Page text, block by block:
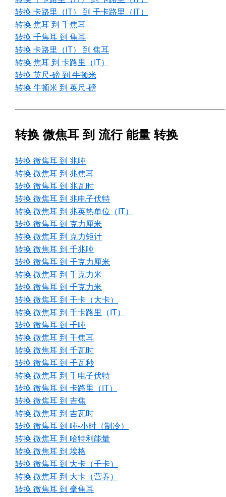
转换 卡路里（IT） 到 千卡路里（IT）
转换 焦耳 到 千焦耳
转换 千焦耳 到 焦耳
转换 卡路里（IT） 到 焦耳
转换 焦耳 到 卡路里（IT）
转换 英尺-磅 到 牛顿米
转换 牛顿米 到 英尺-磅
转换 微焦耳 到 流行 能量 转换
转换 微焦耳 到 兆吨
转换 微焦耳 到 兆焦耳
转换 微焦耳 到 兆瓦时
转换 微焦耳 到 兆电子伏特
转换 微焦耳 到 兆英热单位（IT）
转换 微焦耳 到 克力厘米
转换 微焦耳 到 克力矩计
转换 微焦耳 到 千兆吨
转换 微焦耳 到 千克力厘米
转换 微焦耳 到 千克力米
转换 微焦耳 到 千克力米
转换 微焦耳 到 千卡（大卡）
转换 微焦耳 到 千卡路里（IT）
转换 微焦耳 到 千吨
转换 微焦耳 到 千焦耳
转换 微焦耳 到 千瓦时
转换 微焦耳 到 千瓦秒
转换 微焦耳 到 千电子伏特
转换 微焦耳 到 卡路里（IT）
转换 微焦耳 到 吉焦
转换 微焦耳 到 吉瓦时
转换 微焦耳 到 吨-小时（制冷）
转换 微焦耳 到 哈特利能量
转换 微焦耳 到 埃格
转换 微焦耳 到 大卡（千卡）
转换 微焦耳 到 大卡（营养）
转换 微焦耳 到 毫焦耳